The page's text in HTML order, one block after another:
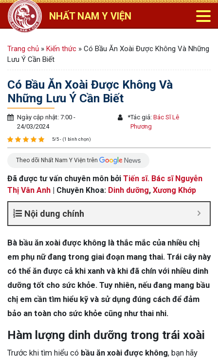
NHẤT NAM Y VIỆN
Trang chủ » Kiến thức » Có Bầu Ăn Xoài Được Không Và Những
Lưu Ý Cần Biết
Có Bầu Ăn Xoài Được Không Và
Những Lưu Ý Cần Biết
Ngày cập nhật: 7:00 -
24/03/2024
*Tác giả:Bác Sĩ Lê
Phương
5/5 - (1 bình chọn)
Theo dõi Nhất Nam Y Viện trên
Đã được tư vấn chuyên môn bởi Tiến sĩ. Bác sĩ Nguyễn
Thị Vân Anh | Chuyên Khoa: Dinh dưỡng, Xương Khớp
Nội dung chính
Bà bầu ăn xoài được không là thắc mắc của nhiều chị
em phụ nữ đang trong giai đoạn mang thai. Trái cây này
có thể ăn được cả khi xanh và khi đã chín với nhiều dinh
dưỡng tốt cho sức khỏe. Tuy nhiên, nếu đang mang bầu
chị em cần tìm hiểu kỹ và sử dụng đúng cách để đảm
bảo an toàn cho sức khỏe cũng như thai nhi.
Hàm lượng dinh dưỡng trong trái xoài
Trước khi tìm hiểu có bầu ăn xoài được không, bạn hãy